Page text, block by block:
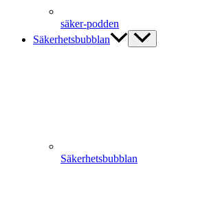
säker-podden
Säkerhetsbubblan
Säkerhetsbubblan